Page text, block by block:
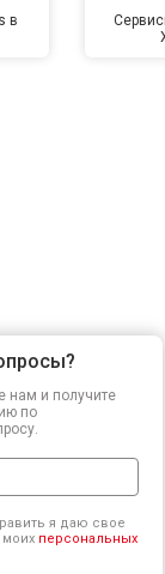
в
нам и получите
по
я даю свое
моих персональных